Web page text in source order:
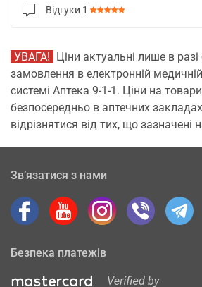
Відгуки 1
УВАГА! Ціни актуальні лише в
замовлення в електронній
системі Аптека 9-1-1. Ціни на товари
безпосередньо в аптечних
відрізнятися від тих, що зазначені
Зв’язатися з нами
Безпека платежів